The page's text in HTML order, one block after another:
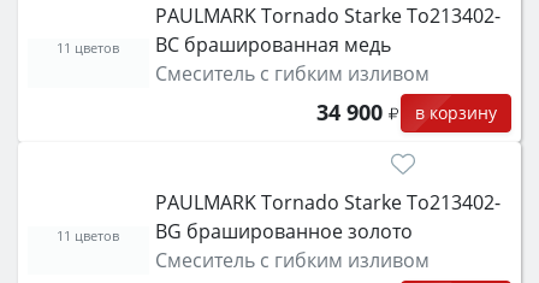
PAULMARK Tornado Starke To213402-
BC брашированная медь
Смеситель с гибким изливом
34 900 в корзину
11 цветов
PAULMARK Tornado Starke To213402-
BG брашированное золото
Смеситель с гибким изливом
11 цветов